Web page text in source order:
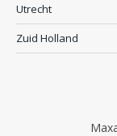
Utrecht
Zuid Holland